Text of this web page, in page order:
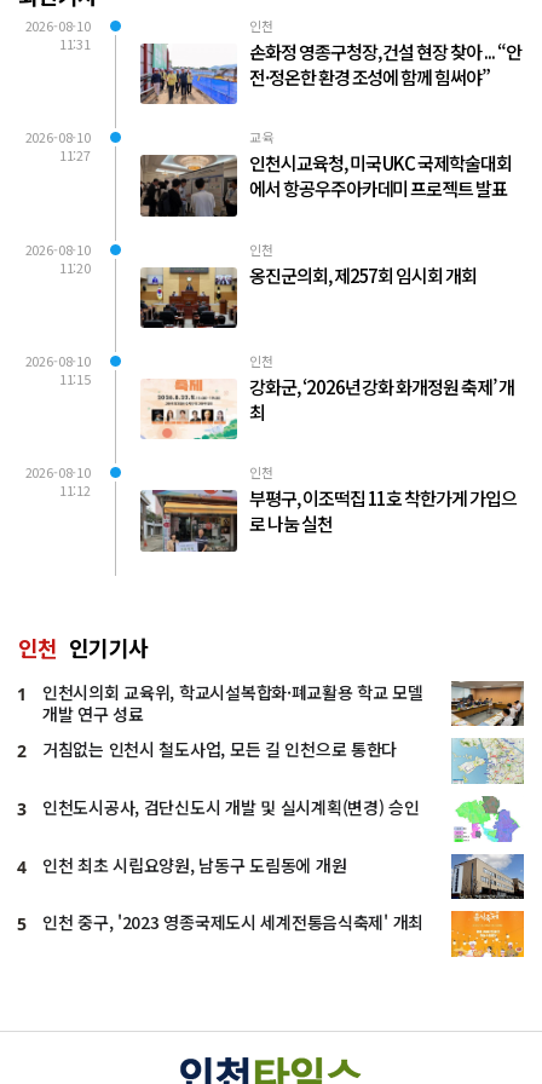
2026-08-10
11:31
인천
손화정 영종구청장, 건설 현장 찾아 ... “안
전·정온한 환경 조성에 함께 힘써야”
2026-08-10
11:27
교육
인천시교육청, 미국 UKC 국제학술대회
에서 항공우주아카데미 프로젝트 발표
2026-08-10
11:20
인천
옹진군의회, 제257회 임시회 개회
2026-08-10
11:15
인천
강화군, ‘2026년 강화 화개정원 축제’ 개
최
2026-08-10
11:12
인천
부평구, 이조떡집 11호 착한가게 가입으
로 나눔 실천
인천 인기기사
1
인천시의회 교육위, 학교시설복합화·폐교활용 학교 모델
개발 연구 성료
2 거침없는 인천시 철도사업, 모든 길 인천으로 통한다
3 인천도시공사, 검단신도시 개발 및 실시계획(변경) 승인
4 인천 최초 시립요양원, 남동구 도림동에 개원
5 인천 중구, '2023 영종국제도시 세계전통음식축제' 개최